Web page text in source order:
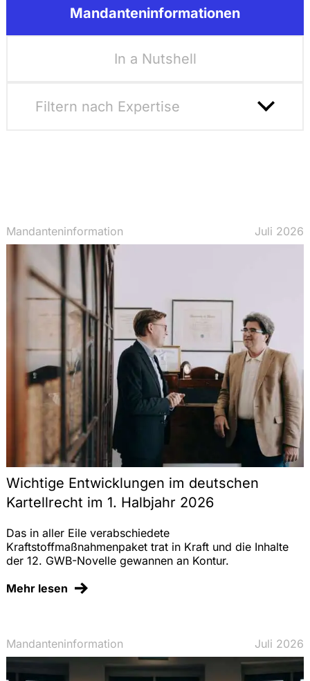
Mandanteninformationen
In a Nutshell
Filtern nach Expertise
Steuerrecht
Restrukturierung und Insolvenzrecht
Bank- und Finanzrecht
Finanzaufsichtsrecht
Recht der Künstlichen Intelligenz (KI)
Gewerblicher Rechtsschutz
IT-Recht
Datenschutz und Datensicherheit
Compliance, Interne Untersuchungen
Gesellschaftsrecht
M&A
Nachfolge, Vermögen, Stiftungen, Erb-
und Familienrecht
Mandanteninformation Juli 2026
Wichtige Entwicklungen im deutschen
Kartellrecht im 1. Halbjahr 2026
Das in aller Eile verabschiedete
Kraftstoffmaßnahmenpaket trat in Kraft und die Inhalte
der 12. GWB-Novelle gewannen an Kontur.
Mehr lesen
Mandanteninformation Juli 2026